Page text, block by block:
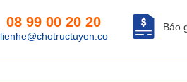
Báo
08 99 00 20 20
lienhe@chotructuyen.co